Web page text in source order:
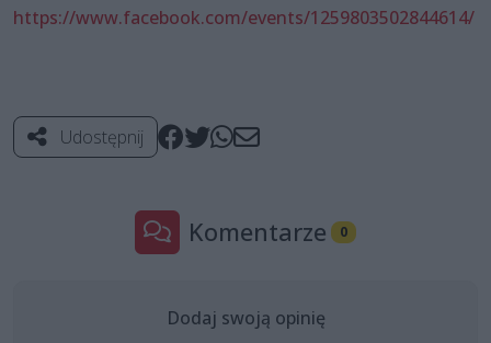
https://www.facebook.com/events/1259803502844614/
Udostępnij
Komentarze 0
Dodaj swoją opinię